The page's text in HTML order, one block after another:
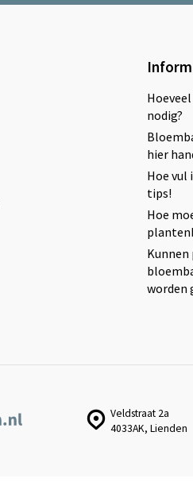
nodig?
hier
Hoe vul
tips!
Hoe
worden
Veldstraat 2a
4033AK, Lienden